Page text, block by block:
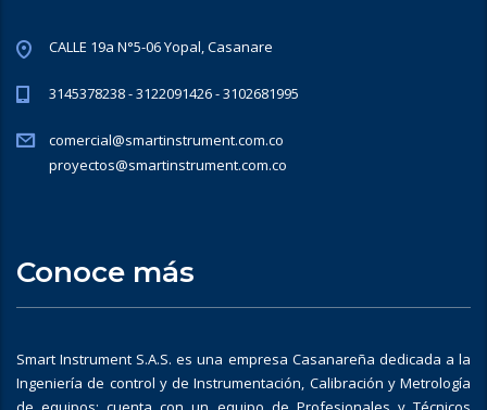
CALLE 19a N°5-06 Yopal, Casanare
3145378238 - 3122091426 - 3102681995
comercial@smartinstrument.com.co
proyectos@smartinstrument.com.co
Conoce más
Smart Instrument S.A.S. es una empresa Casanareña dedicada a la
Ingeniería de control y de Instrumentación, Calibración y Metrología